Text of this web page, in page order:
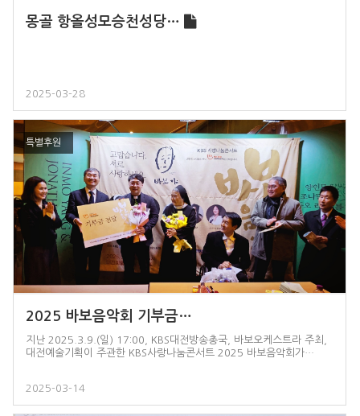
몽골 항올성모승천성당…
2025-03-28
특별후원
2025 바보음악회 기부금…
지난 2025.3.9.(일) 17:00, KBS대전방송총국, 바보오케스트라 주최,
대전예술기획이 주관한 KBS사랑나눔콘서트 2025 바보음악회가…
2025-03-14